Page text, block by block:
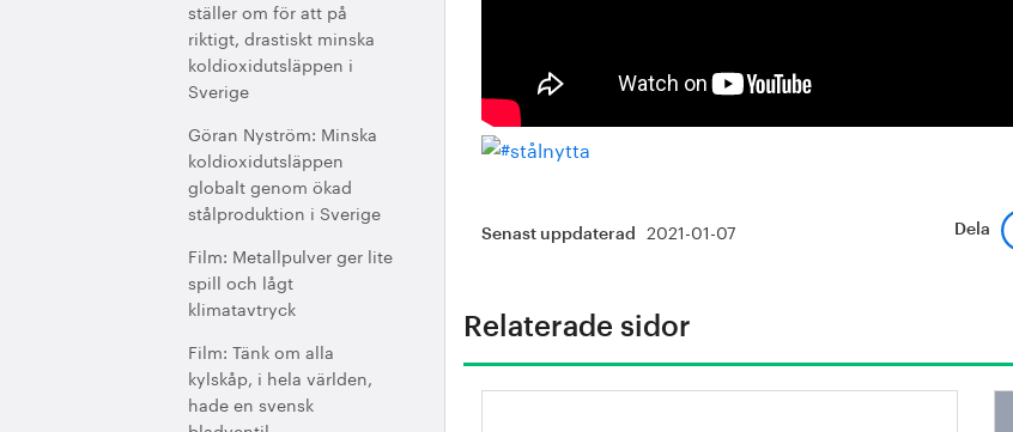
ställer om för att på
riktigt, drastiskt minska
koldioxidutsläppen i
Sverige
Göran Nyström: Minska
koldioxidutsläppen
globalt genom ökad
stålproduktion i Sverige
Film: Metallpulver ger lite
spill och lågt
klimatavtryck
Film: Tänk om alla
kylskåp, i hela världen,
hade en svensk
Senast uppdaterad 2021-01-07 Dela
Relaterade sidor